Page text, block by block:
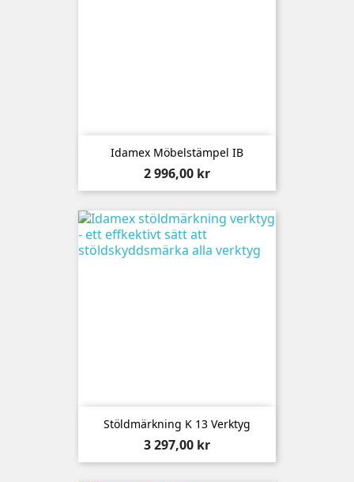
Idamex Möbelstämpel IB
Pris
2 996,00 kr
Stöldmärkning K 13 Verktyg
Pris
3 297,00 kr